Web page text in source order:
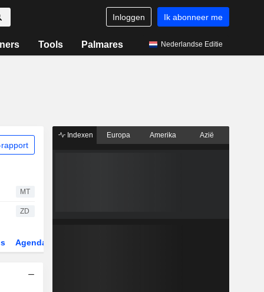
Inloggen Ik abonneer me
Tools Palmares Nederlandse Editie
MT
ZD
Agenda
Indexen Europa Amerika Azië